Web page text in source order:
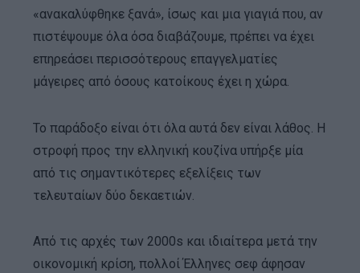
«ανακαλύφθηκε ξανά», ίσως και μια γιαγιά που, αν
πιστέψουμε όλα όσα διαβάζουμε, πρέπει να έχει
επηρεάσει περισσότερους επαγγελματίες
μάγειρες από όσους κατοίκους έχει η χώρα.
Το παράδοξο είναι ότι όλα αυτά δεν είναι λάθος. Η
στροφή προς την ελληνική κουζίνα υπήρξε μία
από τις σημαντικότερες εξελίξεις των
τελευταίων δύο δεκαετιών.
Από τις αρχές των 2000s και ιδιαίτερα μετά την
οικονομική κρίση, πολλοί Έλληνες σεφ άφησαν